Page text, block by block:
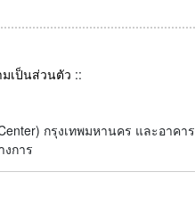
เป็นส่วนตัว ::
กรุงเทพมหานคร และอาคาร
งการ